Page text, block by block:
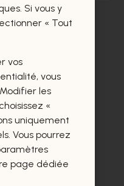
intéresseront
aussi.
Si vous y
« Tout
vos
vous
les
«
uniquement
Vous pourrez
page dédiée